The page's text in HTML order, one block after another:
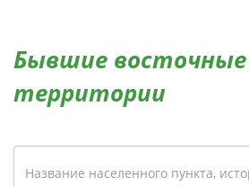
Бывшие восточные
территории